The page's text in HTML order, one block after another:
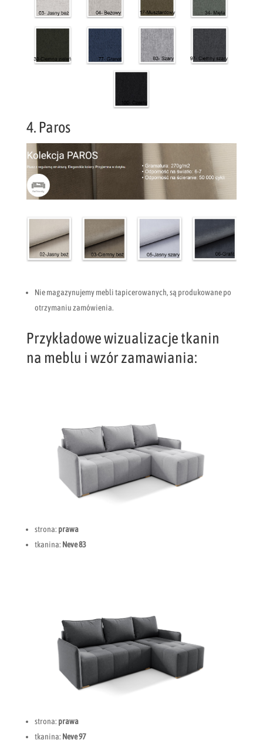
4. Paros
Nie magazynujemy mebli tapicerowanych, są produkowane po
otrzymaniu zamówienia.
Przykładowe wizualizacje tkanin
na meblu i wzór zamawiania:
strona: prawa
tkanina: Neve 83
strona: prawa
tkanina: Neve 97